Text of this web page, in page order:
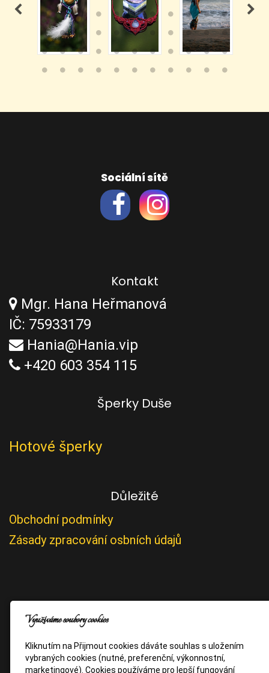
Sociální sítě
Kontakt
Mgr. Hana Heřmanová
IČ: 75933179
Hania@Hania.vip
+420 603 354 115
Šperky Duše
Hotové šperky
Důležité
Obchodní podmínky
Zásady zpracování osbních údajů
Využíváme soubory cookies
Kliknutím na Přijmout cookies dáváte souhlas s uložením
vybraných cookies (nutné, preferenční, výkonnostní,
marketingové). Cookies používáme pro lepší fungování